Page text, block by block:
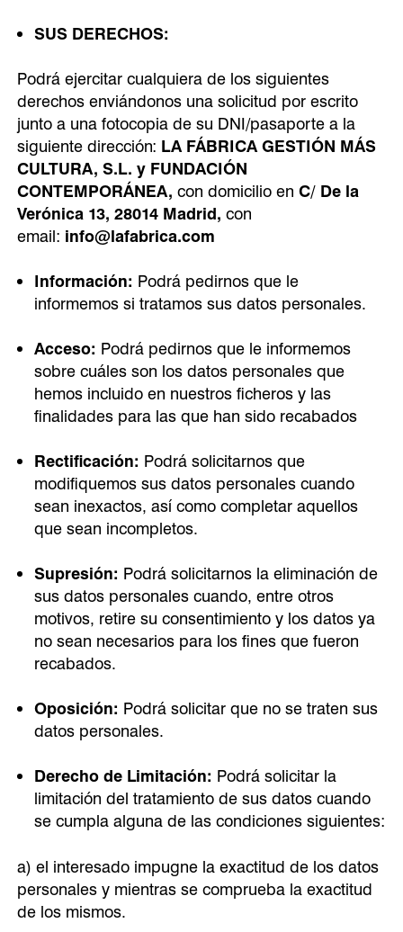
SUS DERECHOS:
Podrá ejercitar cualquiera de los siguientes
derechos enviándonos una solicitud por escrito
junto a una fotocopia de su DNI/pasaporte a la
siguiente dirección: LA FÁBRICA GESTIÓN MÁS
CULTURA, S.L. y FUNDACIÓN
CONTEMPORÁNEA,con domicilio enC/ De la
Verónica 13, 28014 Madrid,con
email: info@lafabrica.com
Información: Podrá pedirnos que le
informemos si tratamos sus datos personales.
Acceso: Podrá pedirnos que le informemos
sobre cuáles son los datos personales que
hemos incluido en nuestros ficheros y las
finalidades para las que han sido recabados
Rectificación: Podrá solicitarnos que
modifiquemos sus datos personales cuando
sean inexactos, así como completar aquellos
que sean incompletos.
Supresión: Podrá solicitarnos la eliminación de
sus datos personales cuando, entre otros
motivos, retire su consentimiento y los datos ya
no sean necesarios para los fines que fueron
recabados.
Oposición: Podrá solicitar que no se traten sus
datos personales.
Derecho de Limitación: Podrá solicitar la
limitación del tratamiento de sus datos cuando
se cumpla alguna de las condiciones siguientes:
a) el interesado impugne la exactitud de los datos
personales y mientras se comprueba la exactitud
de los mismos.